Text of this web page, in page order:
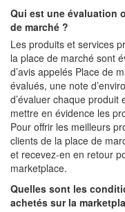
Qui est une évaluation
de marché ?
Les produits et services
la place de marché sont
d’avis appelés Place de
évalués, une note
d’évaluer chaque
mettre en évidence les
Pour offrir les meilleurs
clients de la place de
et recevez-en en retour
marketplace.
Quelles sont les
achetés sur la